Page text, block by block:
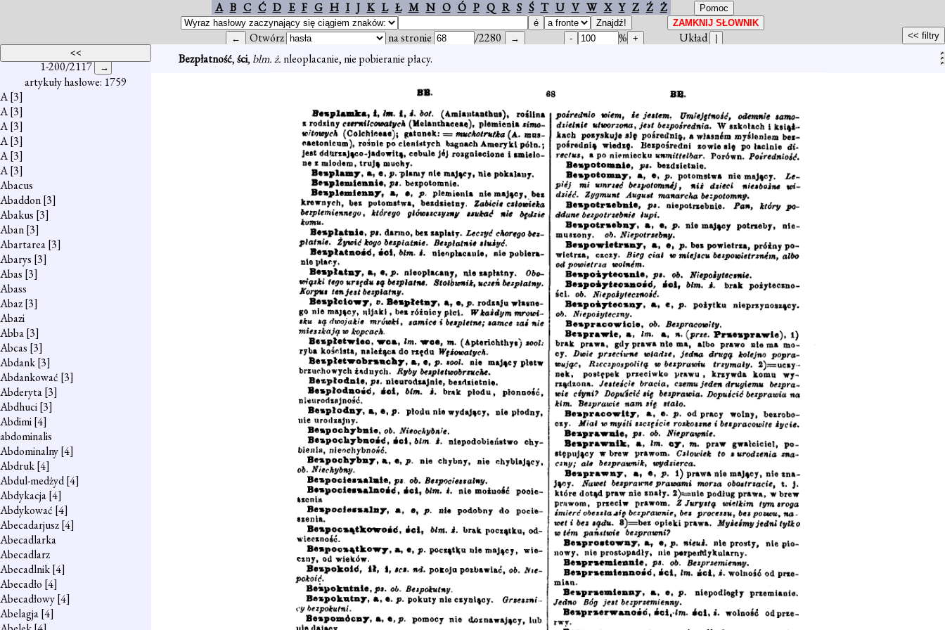
A B C Ć D E F G H I J K L Ł M N O Ó P Q R S Ś T U V W X Y Z Ź Ż
Otwórz na stronie /2280 %
Układ
1-200/2117
artykuły hasłowe: 1759
A[3]
A[3]
A[3]
A[3]
A[3]
A[3]
Abacus
Abaddon[3]
Abakus [3]
Aban[3]
Abartarea[3]
Abarys [3]
Abas [3]
Abass
Abaz[3]
Abazi
Abba[3]
Abcas [3]
Abdank[3]
Abdankować [3]
Abderyta[3]
Abdhuci[3]
Abdimi[4]
abdominalis
Abdominalny[4]
Abdruk[4]
Abdul-medżyd[4]
Abdykacja[4]
Abdykować [4]
Abecadarjusz[4]
Abecadlarka
Abecadlarz
Abecadlnik[4]
Abecadło [4]
Abecadłowy[4]
Abelagja[4]
Bezpłatność,ści, blm. ż.nleoplacanie, nie pobieranie płacy.